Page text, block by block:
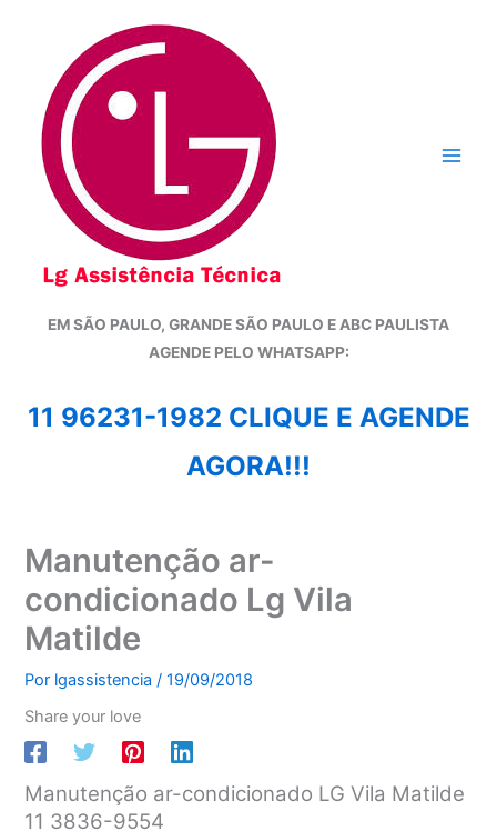
conteúdo
EM SÃO PAULO, GRANDE SÃO PAULO E ABC PAULISTA
AGENDE PELO WHATSAPP:
11 96231-1982 CLIQUE E AGENDE
AGORA!!!
Manutenção ar-
condicionado Lg Vila
Matilde
Por lgassistencia/19/09/2018
Share your love
Manutenção ar-condicionado LG Vila Matilde
11 3836-9554